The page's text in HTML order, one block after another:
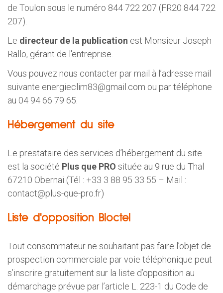
de Toulon sous le numéro 844 722 207 (FR20 844 722
207).
Le directeur de la publication est Monsieur Joseph
Rallo, gérant de l'entreprise.
Vous pouvez nous contacter par mail à l’adresse mail
suivante energieclim83@gmail.com ou par téléphone
au 04 94 66 79 65.
Hébergement du site
Le prestataire des services d’hébergement du site
est la société Plus que PRO située au 9 rue du Thal
67210 Obernai (Tél : +33 3 88 95 33 55 – Mail :
contact@plus-que-pro.fr)
Liste d'opposition Bloctel
Tout consommateur ne souhaitant pas faire l’objet de
prospection commerciale par voie téléphonique peut
s’inscrire gratuitement sur la liste d’opposition au
démarchage prévue par l’article L. 223-1 du Code de